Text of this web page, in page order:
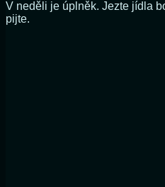
V neděli je úplněk. Jezte jídla
pijte.